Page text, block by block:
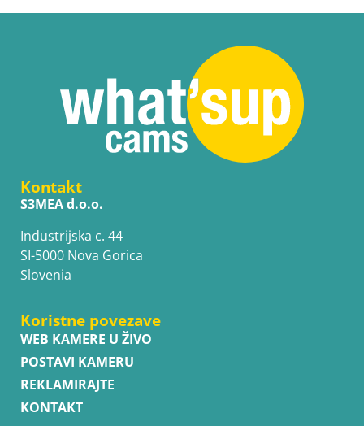
Kontakt
S3MEA d.o.o.
Industrijska c. 44
SI-5000 Nova Gorica
Slovenia
Koristne povezave
WEB KAMERE U ŽIVO
POSTAVI KAMERU
REKLAMIRAJTE
KONTAKT